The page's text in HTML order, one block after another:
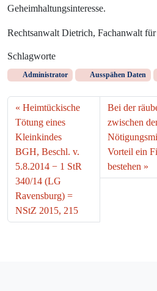
Geheimhaltungsinteresse.
Rechtsanwalt Dietrich, Fachanwalt
Schlagworte
Administrator Ausspähen Daten
Heimtückische
Tötung eines
Kleinkindes
BGH, Beschl. v.
5.8.2014 − 1 StR
340/14 (LG
Ravensburg) =
NStZ 2015, 215
Bei der
zwischen
Vorteil ein
bestehen